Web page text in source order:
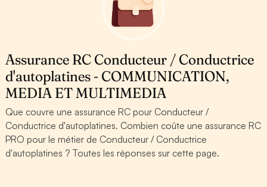
Assurance RC Conducteur / Conductrice
d'autoplatines - COMMUNICATION,
MEDIA ET MULTIMEDIA
Que couvre une assurance RC pour Conducteur /
Conductrice d'autoplatines. Combien coûte une assurance RC
PRO pour le métier de Conducteur / Conductrice
d'autoplatines ? Toutes les réponses sur cette page.